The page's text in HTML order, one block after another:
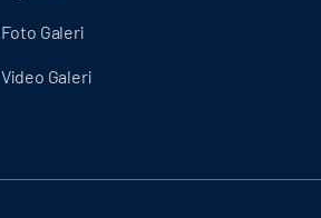
Foto Galeri
Video Galeri